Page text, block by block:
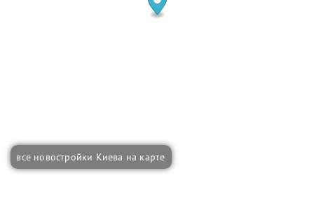
все новостройки Киева на карте